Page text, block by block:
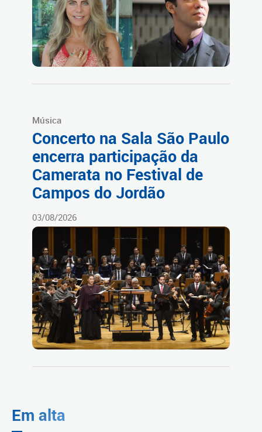
Música
Concerto na Sala São Paulo
encerra participação da
Camerata no Festival de
Campos do Jordão
03/08/2026
Em alta